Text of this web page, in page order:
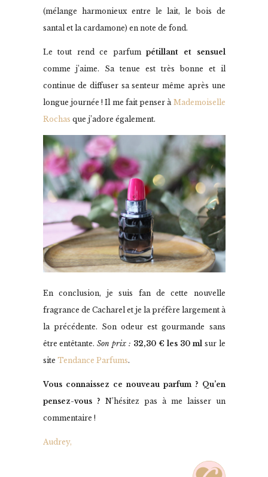
(mélange harmonieux entre le lait, le bois de
santal et la cardamone) en note de fond.
Le tout rend ce parfumpétillant et sensuel
comme j’aime. Sa tenue est très bonne et il
continue de diffuser sa senteur même après une
longue journée ! Il me fait penser à Mademoiselle
Rochas que j’adore également.
En conclusion, je suis fan de cette nouvelle
fragrance de Cacharel et je la préfère largement à
la précédente. Son odeur est gourmande sans
être entêtante.Son prix : 32,30 € les 30 mlsur le
site Tendance Parfums.
Vous connaissez ce nouveau parfum ? Qu’en
pensez-vous ? N’hésitez pas à me laisser un
commentaire !
Audrey,